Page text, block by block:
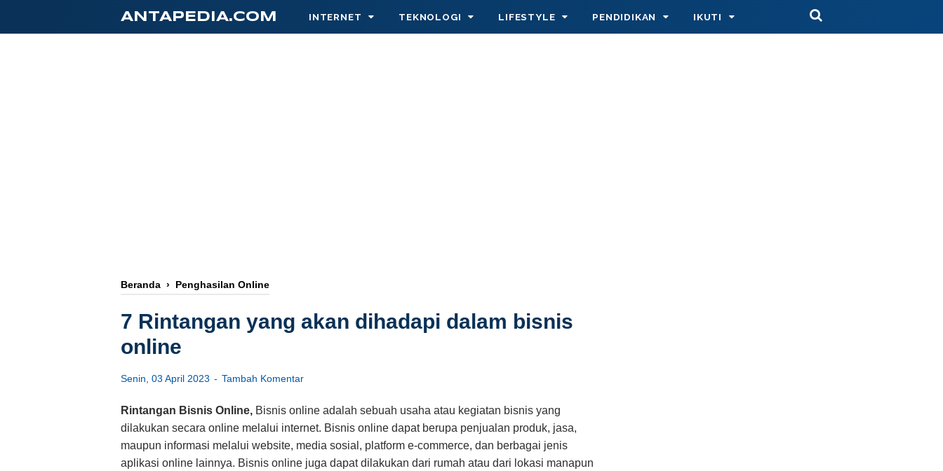
ANTAPEDIA.COM INTERNET TEKNOLOGI LIFESTYLE PENDIDIKAN IKUTI
Beranda › Penghasilan Online
7 Rintangan yang akan dihadapi dalam bisnis
online
Senin, 03 April 2023 Tambah Komentar
Rintangan Bisnis Online, Bisnis online adalah sebuah usaha atau kegiatan bisnis yang
dilakukan secara online melalui internet. Bisnis online dapat berupa penjualan produk, jasa,
maupun informasi melalui website, media sosial, platform e-commerce, dan berbagai jenis
aplikasi online lainnya. Bisnis online juga dapat dilakukan dari rumah atau dari lokasi manapun